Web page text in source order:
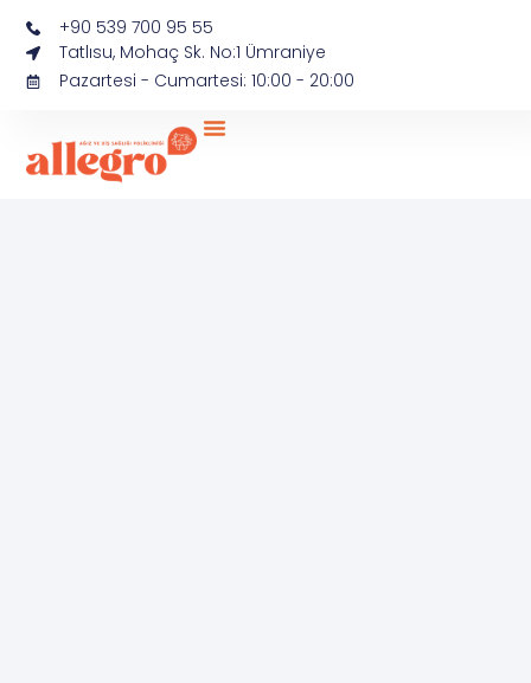
+90 539 700 95 55
Tatlısu, Mohaç Sk. No:1 Ümraniye
Pazartesi - Cumartesi: 10:00 - 20:00